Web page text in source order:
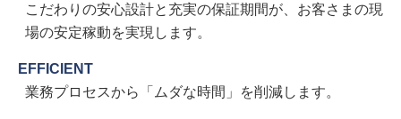
こだわりの安心設計と充実の保証期間が、お客さまの現
場の安定稼動を実現します。
EFFICIENT
業務プロセスから「ムダな時間」を削減します。